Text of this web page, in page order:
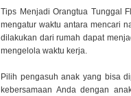
Tips Menjadi Orangtua Tunggal
mengatur waktu antara mencari
dilakukan dari rumah dapat
mengelola waktu kerja.
Pilih pengasuh anak yang bisa
kebersamaan Anda dengan